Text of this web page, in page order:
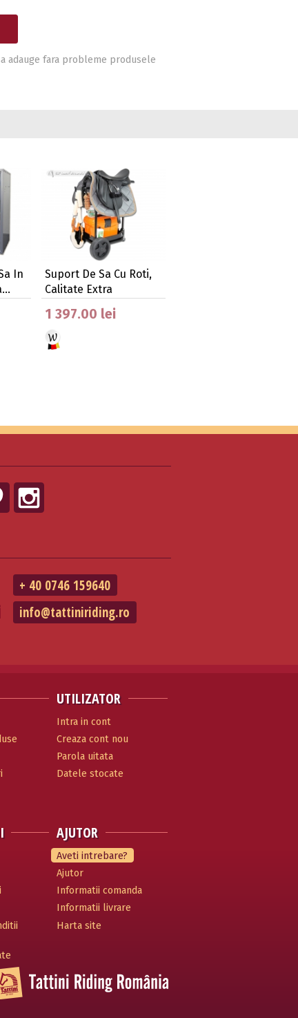
adauge fara probleme produsele
In
Suport De Sa Cu Roti,
Calitate Extra
1 397.00 lei
+ 40 0746 159640
info@tattiniriding.ro
UTILIZATOR
Intra in cont
Creaza cont nou
Parola uitata
Datele stocate
AJUTOR
Aveti intrebare?
Ajutor
Informatii comanda
Informatii livrare
Harta site